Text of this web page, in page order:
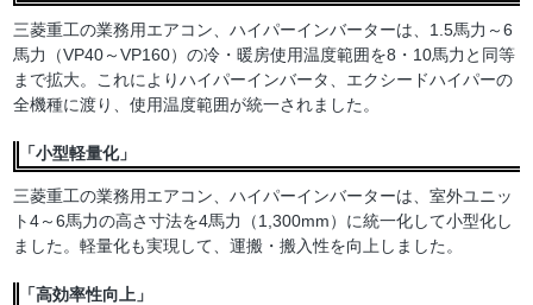
三菱重工の業務用エアコン、ハイパーインバーターは、1.5馬力～6
馬力（VP40～VP160）の冷・暖房使用温度範囲を8・10馬力と同等
まで拡大。これによりハイパーインバータ、エクシードハイパーの
全機種に渡り、使用温度範囲が統一されました。
「小型軽量化」
三菱重工の業務用エアコン、ハイパーインバーターは、室外ユニッ
ト4～6馬力の高さ寸法を4馬力（1,300mm）に統一化して小型化し
ました。軽量化も実現して、運搬・搬入性を向上しました。
「高効率性向上」